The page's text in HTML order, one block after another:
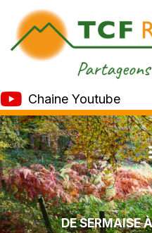
Chaine Youtube
DE SERMAISE